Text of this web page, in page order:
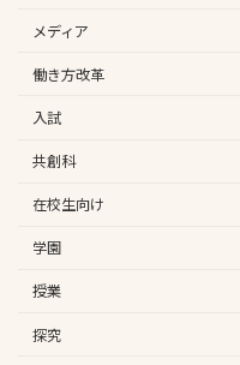
メディア
働き方改革
入試
共創科
在校生向け
学園
授業
探究